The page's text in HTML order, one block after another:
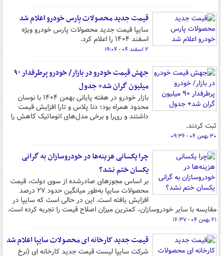
قیمت جدید محصولات پارس خودرو اعلام شد
سایپا قیمت جدید محصولات پارس خودرو ویژه
اسفند ۱۴۰۴ را اعلام کرد.
۲ اسفند ۰۴ - ۱۹:۰۴
جهش قیمت خودرو در بازار/ خودرو پرطرفدار ۹۰
میلیون گران شد+ جدول
بازار خودرو در هفته پایانی بهمن ۱۴۰۴ با نوسان
محدود همراه بود؛ دنا پلاس و تارا افزایش قیمت
داشتند و ری‌را و برخی مدل‌های اتوماتیک کاهش را
ثبت کردند.
۳۰ بهمن ۰۴ - ۰۹:۳۶
چرا یکسانی هزینه‌ها در خودروسازان به گرانی
یکسان ختم نشد؟
بر اساس مجوزهای صادرشده از سوی دولت، قیمت
محصولات سایپا به‌طور میانگین حدود ۲۷ درصد
افزایش یافته است. این در حالی است که سایپا در
مقایسه با سایر خودروسازان، کمترین میزان اصلاح قیمت را تجربه کرده است.
۲۱ بهمن ۰۴ - ۱۶:۳۷
قیمت جدید کارخانه ای محصولات سایپا اعلام شد
شرکت سایپا لیست قیمت جدید کارخانه ای (نرخ